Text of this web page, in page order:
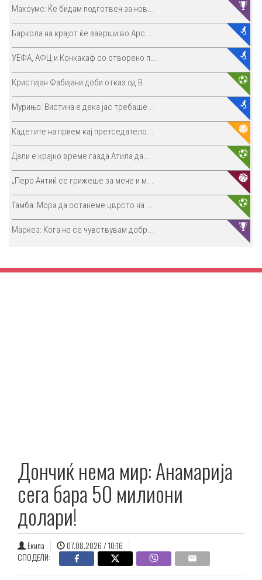
Махоумс: Ќе бидам подготвен за нов...
Баркола на крајот ќе заврши во Арс...
УЕФА, АФЦ и Конкакаф со отворено п...
Кристијан Фабијани доби отказ од В...
Мурињо: Вистина е дека јас требаше...
Кадетите на прием кај претседатело...
Дали е крајно време газда Атила да...
„Перо Антиќ се грижеше за мене и м...
Тамба: Мора да останеме цврсто на ...
Маркез: Кога не се чувствувам добр...
Дончиќ нема мир: Анамарија
сега бара 50 милиони
долари!
Екипа
07.08.2026 / 10:16
СПОДЕЛИ: